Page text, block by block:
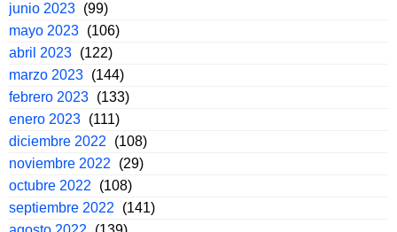
junio 2023 (99)
mayo 2023 (106)
abril 2023 (122)
marzo 2023 (144)
febrero 2023 (133)
enero 2023 (111)
diciembre 2022
(108)
noviembre 2022
(29)
octubre 2022
(108)
septiembre 2022
(141)